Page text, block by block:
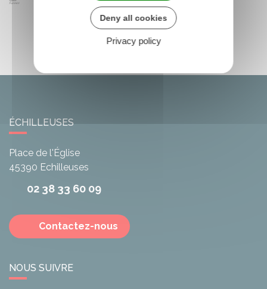
ÉCHILLEUSES
Place de l'Église
45390 Echilleuses
02 38 33 60 09
Contactez-nous
NOUS SUIVRE
Deny all cookies
Privacy policy